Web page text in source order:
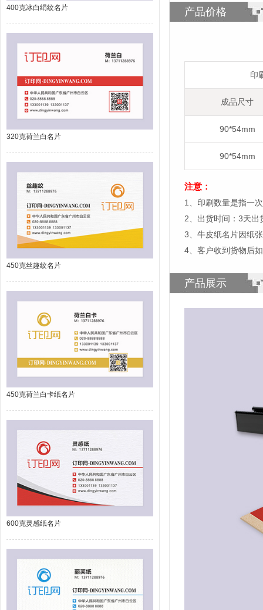
400克冰白绢纹名片
320克荷兰白名片
450克丝趣纹名片
450克荷兰白卡纸名片
600克灵感纸名片
产品价格
印
成品尺寸
90*54mm
90*54mm
注意：
1、印刷数量是指一
2、出货时间：3天出
3、牛皮纸名片因纸
4、客户收到货物后
产品展示